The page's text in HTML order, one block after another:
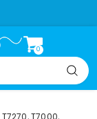
0
T7000,